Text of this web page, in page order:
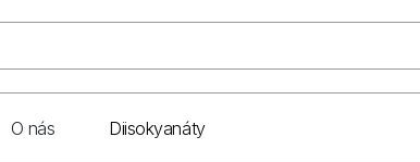
O nás Diisokyanáty